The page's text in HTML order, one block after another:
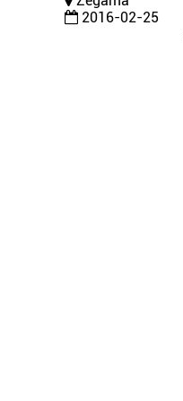
2016-02-25